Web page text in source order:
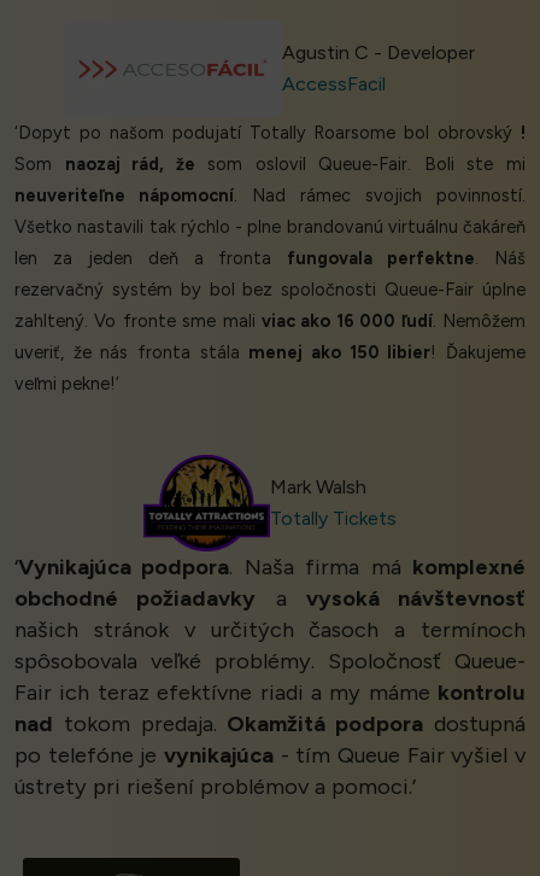
Agustin C - Developer
AccessFacil
‘Dopyt po našom podujatí Totally Roarsome bol obrovský !
Som naozaj rád, že som oslovil Queue-Fair. Boli ste mi
neuveriteľne nápomocní. Nad rámec svojich povinností.
Všetko nastavili tak rýchlo - plne brandovanú virtuálnu čakáreň
len za jeden deň a fronta fungovala perfektne. Náš
rezervačný systém by bol bez spoločnosti Queue-Fair úplne
zahltený. Vo fronte sme mali viac ako 16 000 ľudí. Nemôžem
uveriť, že nás fronta stála menej ako 150 libier! Ďakujeme
veľmi pekne!’
Mark Walsh
Totally Tickets
‘Vynikajúca podpora. Naša firma má komplexné
obchodné požiadavky a vysoká návštevnosť
našich stránok v určitých časoch a termínoch
spôsobovala veľké problémy. Spoločnosť Queue-
Fair ich teraz efektívne riadi a my máme kontrolu
nad tokom predaja. Okamžitá podpora dostupná
po telefóne je vynikajúca - tím Queue Fair vyšiel v
ústrety pri riešení problémov a pomoci.’